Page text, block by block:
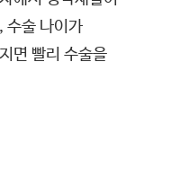
수술 나이가
면 빨리 수술을